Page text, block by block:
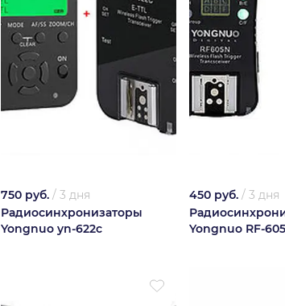
750 руб. / 3 дня
Радиосинхронизаторы
Yongnuo yn-622c
450 руб. / 3 дня
Yongnuo RF-